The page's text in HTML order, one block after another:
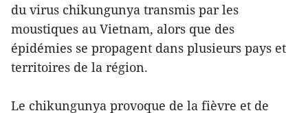
du virus chikungunya transmis par les
moustiques au Vietnam, alors que des
épidémies se propagent dans plusieurs pays et
territoires de la région.
Le chikungunya provoque de la fièvre et de